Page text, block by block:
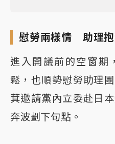
慰勞兩樣情 助理
進入開議前的空窗期
鬆，也順勢慰勞助理
萁邀請黨內立委赴日
奔波劃下句點。